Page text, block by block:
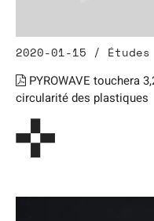
2020-01-15 /
PYROWAVE touchera
circularité des plastiques